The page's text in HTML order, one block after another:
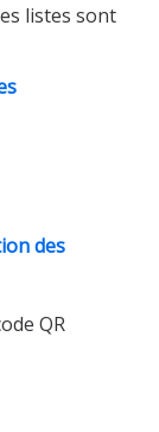
listes sont
des
QR